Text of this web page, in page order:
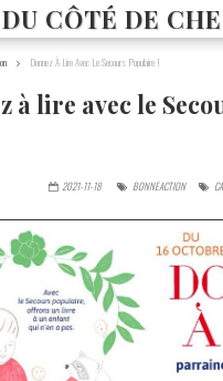
DU CÔTÉ DE
Donnez À Lire Avec Le Secours Populaire !
à lire avec le
2021-11-18 BONNEACTION